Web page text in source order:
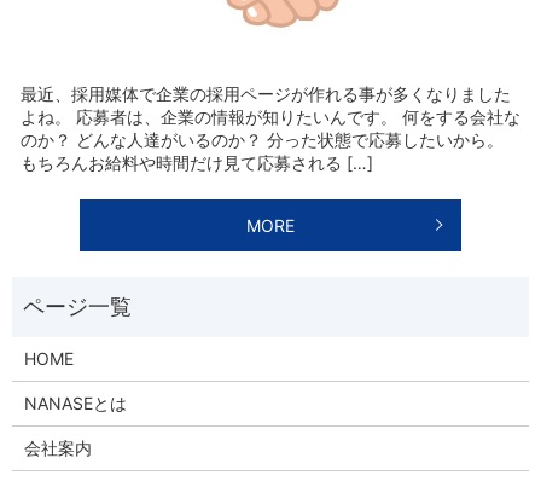
最近、採用媒体で企業の採用ページが作れる事が多くなりました
よね。 応募者は、企業の情報が知りたいんです。 何をする会社な
のか？ どんな人達がいるのか？ 分った状態で応募したいから。
もちろんお給料や時間だけ見て応募される […]
MORE
HOME
NANASEとは
会社案内